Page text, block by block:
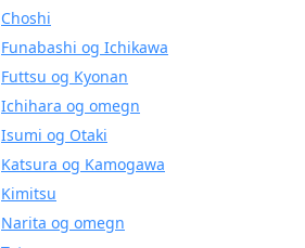
Choshi
Funabashi og Ichikawa
Futtsu og Kyonan
Ichihara og omegn
Isumi og Otaki
Katsura og Kamogawa
Kimitsu
Narita og omegn